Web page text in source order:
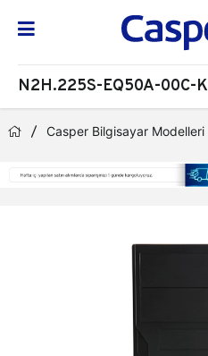
N2H.225S-EQ50A-00C-K
Casper Bilgisayar Modelleri